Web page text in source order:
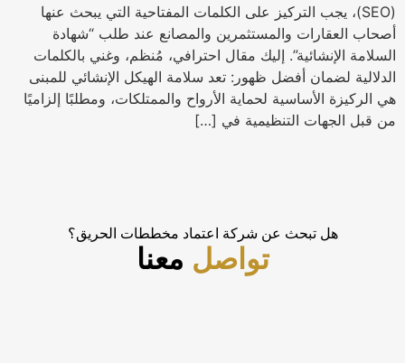
(SEO)، يجب التركيز على الكلمات المفتاحية التي يبحث عنها
أصحاب العقارات والمستثمرين والمصانع عند طلب “شهادة
السلامة الإنشائية”. إليك مقال احترافي، مُنظم، وغني بالكلمات
الدلالية لضمان أفضل ظهور: تعد سلامة الهيكل الإنشائي للمبنى
هي الركيزة الأساسية لحماية الأرواح والممتلكات، ومطلبًا إلزاميًا
من قبل الجهات التنظيمية في […]
هل تبحث عن شركة اعتماد مخططات الحريق؟
تواصل معنا